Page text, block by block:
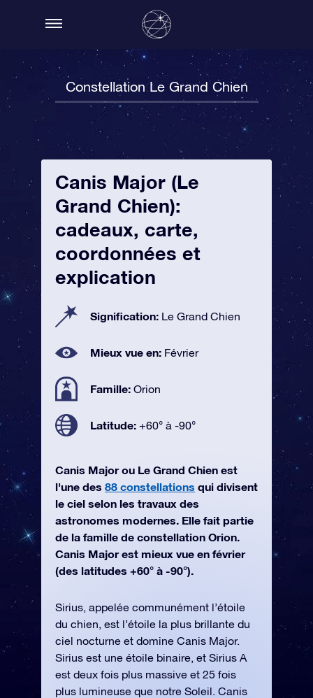
Constellation Le Grand Chien
Canis Major (Le
Grand Chien):
cadeaux, carte,
coordonnées et
explication
Signification: Le Grand Chien
Mieux vue en: Février
Famille: Orion
Latitude: +60° à -90°
Canis Major ou Le Grand Chien est
l'une des 88 constellations qui divisent
le ciel selon les travaux des
astronomes modernes. Elle fait partie
de la famille de constellation Orion.
Canis Major est mieux vue en février
(des latitudes +60° à -90°).
Sirius, appelée communément l’étoile
du chien, est l’étoile la plus brillante du
ciel nocturne et domine Canis Major.
Sirius est une étoile binaire, et Sirius A
est deux fois plus massive et 25 fois
plus lumineuse que notre Soleil. Canis